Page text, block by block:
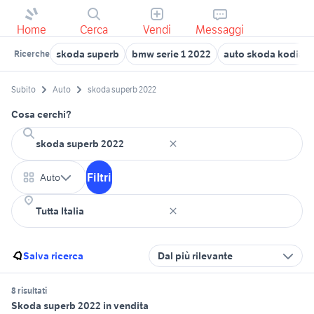
Home Cerca Vendi Messaggi
Ricerche skoda superb bmw serie 1 2022 auto skoda kodiaq
Subito Auto skoda superb 2022
Cosa cerchi?
Auto Filtri
Salva ricerca Dal più rilevante
8 risultati
Skoda superb 2022 in vendita